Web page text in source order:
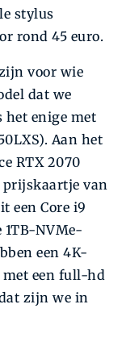
stylus
rond 45 euro.
voor wie
dat we
het enige met
Aan het
RTX 2070
prijskaartje van
een Core i9
1TB-NVMe-
een 4K-
met een full-hd
zijn we in